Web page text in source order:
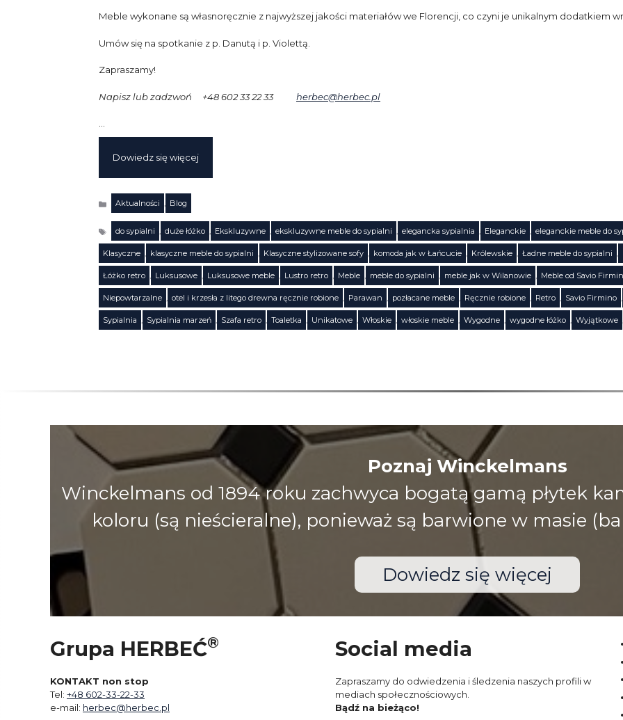
Meble wykonane są własnoręcznie z najwyższej jakości materiałów we Florencji, co czyni je unikalnym dodatkiem
Umów się na spotkanie z p. Danutą i p. Violettą.
Zapraszamy!
Napisz lub zadzwoń +48 602 33 22 33 herbec@herbec.pl
Dowiedz się więcej
KategorieAktualności , Blog
Tagi
do sypialni , duże łóżko , Ekskluzywne , ekskluzywne meble do sypialni , elegancka sypialnia , Eleganckie , eleganckie meble do
Klasyczne , klasyczne meble do sypialni , Klasyczne stylizowane sofy , komoda jak w Łańcucie , Królewskie , Ładne meble do sypialni ,
Łóżko retro , Luksusowe , Luksusowe meble , Lustro retro , Meble , meble do sypialni , meble jak w Wilanowie , Meble od Savio
Niepowtarzalne , otel i krzesła z litego drewna ręcznie robione , Parawan , pozłacane meble , Ręcznie robione , Retro , Savio Firmino ,
Sypialnia , Sypialnia marzeń , Szafa retro , Toaletka , Unikatowe , Włoskie , włoskie meble , Wygodne , wygodne łóżko , Wyjątkowe ,
Poznaj Winckelmans
Winckelmans od 1894 roku zachwyca bogatą gamą płytek
koloru (są nieścieralne), ponieważ są barwione w masie
Dowiedz się więcej
Grupa HERBEĆ®
KONTAKT non stop
Tel: +48 602-33-22-33
e-mail: herbec@herbec.pl
Social media
Zapraszamy do odwiedzenia i śledzenia naszych profili w
mediach społecznościowych.
Bądź na bieżąco!